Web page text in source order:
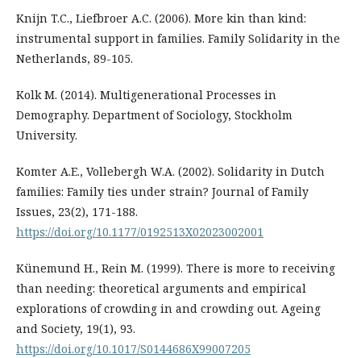
Knijn T.C., Liefbroer A.C. (2006). More kin than kind:
instrumental support in families. Family Solidarity in the
Netherlands, 89-105.
Kolk M. (2014). Multigenerational Processes in
Demography. Department of Sociology, Stockholm
University.
Komter A.E., Vollebergh W.A. (2002). Solidarity in Dutch
families: Family ties under strain? Journal of Family
Issues, 23(2), 171-188.
https://doi.org/10.1177/0192513X02023002001
Künemund H., Rein M. (1999). There is more to receiving
than needing: theoretical arguments and empirical
explorations of crowding in and crowding out. Ageing
and Society, 19(1), 93.
https://doi.org/10.1017/S0144686X99007205